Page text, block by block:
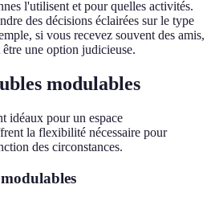
l'utilisent et pour quelles activités.
des décisions éclairées sur le type
si vous recevez souvent des amis,
une option judicieuse.
modulables
idéaux pour un espace
la flexibilité nécessaire pour
des circonstances.